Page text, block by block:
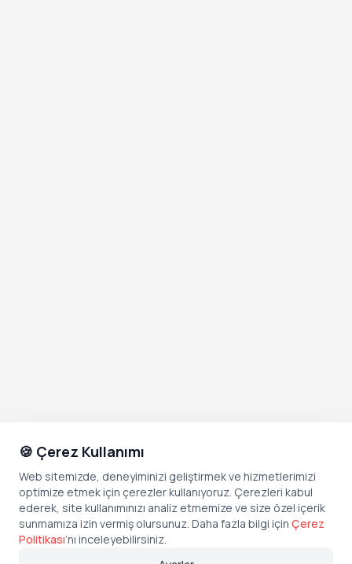
🍪 Çerez Kullanımı
Web sitemizde, deneyiminizi geliştirmek ve hizmetlerimizi
optimize etmek için çerezler kullanıyoruz. Çerezleri kabul
ederek, site kullanımınızı analiz etmemize ve size özel içerik
sunmamıza izin vermiş olursunuz. Daha fazla bilgi için Çerez
Politikası’nı inceleyebilirsiniz.